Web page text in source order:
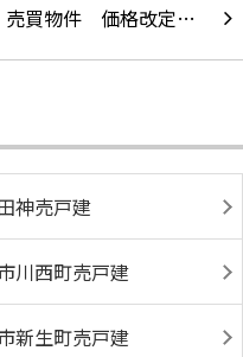
売買物件 価格改定…
神売戸建
川西町売戸建
新生町売戸建